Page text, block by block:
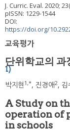
J. Curric. Eval. 2020; 23(
pISSN: 1229-1544
DOI:
https://doi.org/
교육평가
단위학교의 과
1)
박지현 1,*, 진경애2, 김
A Study on
operation of
in schools